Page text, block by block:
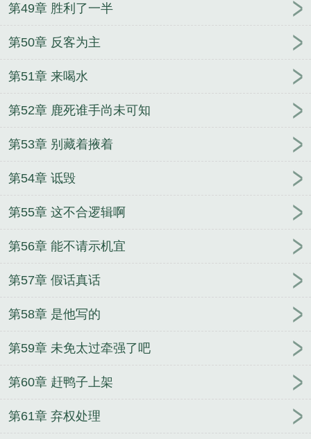
第49章 胜利了一半
第50章 反客为主
第51章 来喝水
第52章 鹿死谁手尚未可知
第53章 别藏着掖着
第54章 诋毁
第55章 这不合逻辑啊
第56章 能不请示机宜
第57章 假话真话
第58章 是他写的
第59章 未免太过牵强了吧
第60章 赶鸭子上架
第61章 弃权处理